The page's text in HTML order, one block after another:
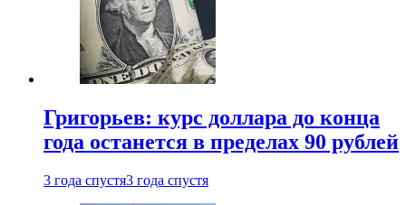
Григорьев: курс доллара до конца
года останется в пределах 90 рублей
3 года спустя3 года спустя